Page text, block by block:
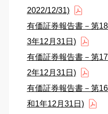
2022/12/31)
有価証券報告書－第
3年12月31日)
有価証券報告書－第
2年12月31日)
有価証券報告書－第
和1年12月31日)